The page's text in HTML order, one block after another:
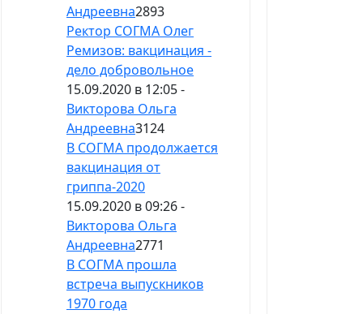
Андреевна2893
Ректор СОГМА Олег
Ремизов: вакцинация -
дело добровольное
15.09.2020 в 12:05 -
Викторова Ольга
Андреевна3124
В СОГМА продолжается
вакцинация от
гриппа-2020
15.09.2020 в 09:26 -
Викторова Ольга
Андреевна2771
В СОГМА прошла
встреча выпускников
1970 года